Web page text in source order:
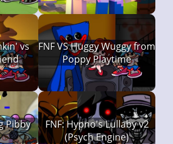
vs
FNF VS Huggy Wuggy from
Poppy Playtime
Pibby
FNF: Hypno's Lullaby v2
(Psych Engine)